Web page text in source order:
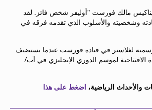
مالك فورست "أوليفر شخص فائز. لقد
وشخصيته والأسلوب الذي تقدمه فرقه في
لغلاسنر في قيادة فورست عندما يستضيف
الافتتاحية لموسم الدوري الإنجليزي في آب/
والأحداث الرياضية، اضغط على هذا